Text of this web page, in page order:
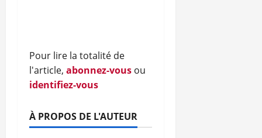
Pour lire la totalité de
l'article, abonnez-vous ou
identifiez-vous
À PROPOS DE L'AUTEUR